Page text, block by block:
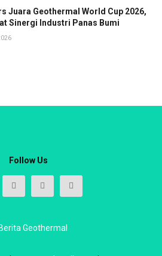
Juara Geothermal World Cup 2026,
Sinergi Industri Panas Bumi
Follow Us